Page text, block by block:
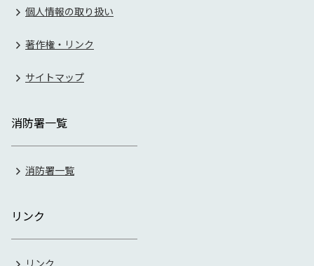
個人情報の取り扱い
著作権・リンク
サイトマップ
消防署一覧
消防署一覧
リンク